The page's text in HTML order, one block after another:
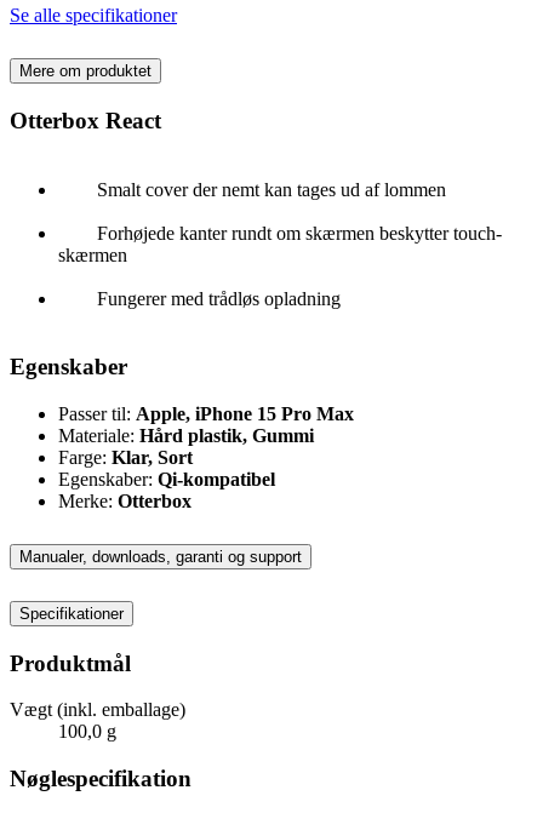
Se alle specifikationer
Mere om produktet
Otterbox React
Smalt cover der nemt kan tages ud af lommen
Forhøjede kanter rundt om skærmen beskytter touch-
skærmen
Fungerer med trådløs opladning
Egenskaber
Passer til: Apple, iPhone 15 Pro Max
Materiale: Hård plastik, Gummi
Farge: Klar, Sort
Egenskaber: Qi-kompatibel
Merke: Otterbox
Manualer, downloads, garanti og support
Specifikationer
Produktmål
Vægt (inkl. emballage)
100,0 g
Nøglespecifikation